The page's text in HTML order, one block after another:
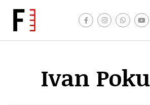
Ivan